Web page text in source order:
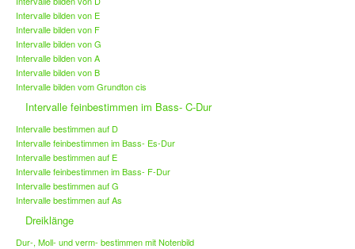
Intervalle bilden von E
Intervalle bilden von F
Intervalle bilden von G
Intervalle bilden von A
Intervalle bilden von B
Intervalle bilden vom Grundton cis
Intervalle feinbestimmen im Bass- C-Dur
Intervalle bestimmen auf D
Intervalle feinbestimmen im Bass- Es-Dur
Intervalle bestimmen auf E
Intervalle feinbestimmen im Bass- F-Dur
Intervalle bestimmen auf G
Intervalle bestimmen auf As
Dreiklänge
Dur-, Moll- und verm- bestimmen mit Notenbild